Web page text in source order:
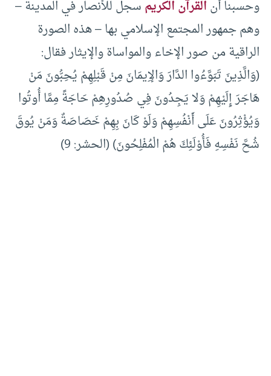
وحسبنا أنالقرآن الكريمسجل للأنصار في المدينة –
وهم جمهور المجتمع الإسلامي بها – هذه الصورة
الراقية من صور الإخاء والمواساة والإيثار فقال:
(وَالَّذِينَ تَبَوَّءُوا الدَّارَ وَالإِيمَانَ مِنْ قَبْلِهِمْ يُحِبُّونَ مَنْ
هَاجَرَ إِلَيْهِمْ وَلا يَجِدُونَ فِي صُدُورِهِمْ حَاجَةً مِمَّا أُوتُوا
وَيُؤْثِرُونَ عَلَى أَنْفُسِهِمْ وَلَوْ كَانَ بِهِمْ خَصَاصَةٌ وَمَنْ يُوقَ
شُحَّ نَفْسِهِ فَأُوْلَئِكَ هُمْ الْمُفْلِحُونَ) (الحشر: 9)